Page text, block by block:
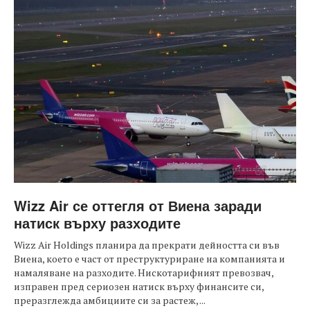
Wizz Air се оттегля от Виена заради
натиск върху разходите
Wizz Air Holdings планира да прекрати дейността си във
Виена, което е част от преструктуриране на компанията и
намаляване на разходите. Нискотарифният превозвач,
изправен пред сериозен натиск върху финансите си,
преразглежда амбициите си за растеж, ...